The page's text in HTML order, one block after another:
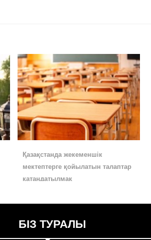
Қазақстанда жекеменшік
мектептерге қойылатын талаптар
қатаңдатылмақ
БІЗ ТУРАЛЫ